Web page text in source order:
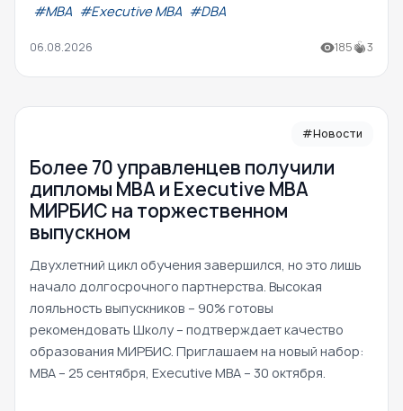
#МВА #Executive MBA #DBA
06.08.2026 185 3
#Новости
Более 70 управленцев получили
дипломы MBA и Executive MBA
МИРБИС на торжественном
выпускном
Двухлетний цикл обучения завершился, но это лишь
начало долгосрочного партнерства. Высокая
лояльность выпускников – 90% готовы
рекомендовать Школу – подтверждает качество
образования МИРБИС. Приглашаем на новый набор:
MBA – 25 сентября, Executive MBA – 30 октября.